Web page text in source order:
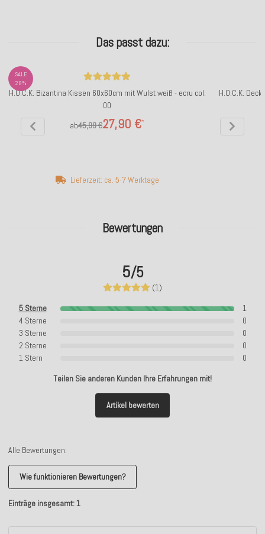
Bewertungen
5/5
(1)
5 Sterne
1
4 Sterne
0
3 Sterne
0
2 Sterne
0
1 Stern
0
Teilen Sie anderen Kunden Ihre Erfahrungen mit!
Artikel bewerten
Alle Bewertungen:
Wie funktionieren Bewertungen?
Einträge insgesamt: 1
Das passt dazu:
SALE
28%
H.O.C.K. Bizantina Kissen 60x60cm mit Wulst weiß - ecru col.
00
ab
27,90 €*
45,99 €
Lieferzeit: ca. 5-7 Werktage
H.O.C.K.